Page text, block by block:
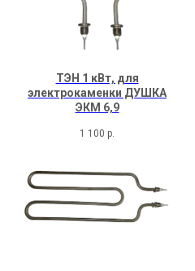
ТЭН 1 кВт, для
электрокаменки ДУШКА
ЭКМ 6,9
1 100 р.